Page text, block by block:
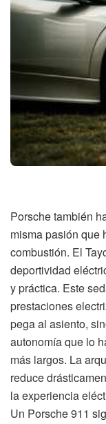
Porsche también
misma pasión que
combustión. El
deportividad
y práctica. Este
prestaciones
pega al asiento,
autonomía que lo
más largos. La
reduce
la experiencia
Un Porsche 911